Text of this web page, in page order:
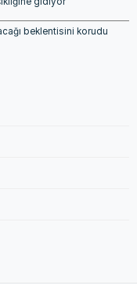
beklentisini korudu